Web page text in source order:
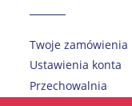
Twoje zamówienia
Ustawienia konta
Przechowalnia